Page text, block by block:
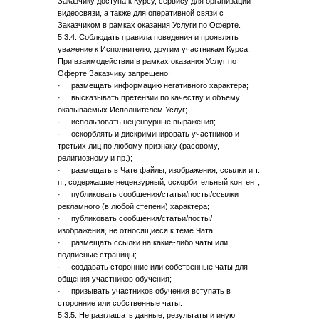
видеосвязи, а также для оперативной связи с
Заказчиком в рамках оказания Услуги по Оферте.
5.3.4. Соблюдать правила поведения и проявлять
уважение к Исполнителю, другим участникам Курса.
При взаимодействии в рамках оказания Услуг по
Оферте Заказчику запрещено:
· размещать информацию негативного характера;
· высказывать претензии по качеству и объему
оказываемых Исполнителем Услуг;
· использовать нецензурные выражения;
· оскорблять и дискриминировать участников и
третьих лиц по любому признаку (расовому,
религиозному и пр.);
· размещать в Чате файлы, изображения, ссылки и т.
п., содержащие нецензурный, оскорбительный контент;
· публиковать сообщения/статьи/посты/ссылки
рекламного (в любой степени) характера;
· публиковать сообщения/статьи/посты/
изображения, не относящиеся к теме Чата;
· размещать ссылки на какие-либо чаты или
подписные страницы;
· создавать сторонние или собственные чаты для
общения участников обучения;
· призывать участников обучения вступать в
сторонние или собственные чаты.
5.3.5. Не разглашать данные, результаты и иную